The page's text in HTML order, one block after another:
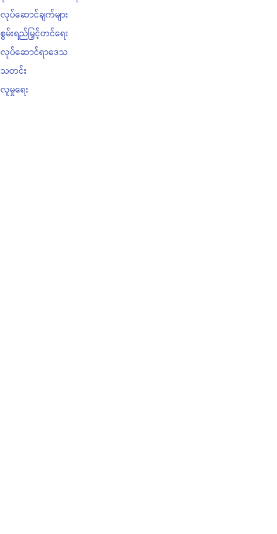
လုပ်ဆောင်ချက်များ
စွမ်းရည်မြှင့်တင်ရေး
လုပ်ဆောင်ရာဒေသ
သတင်း
လူမှုရေး